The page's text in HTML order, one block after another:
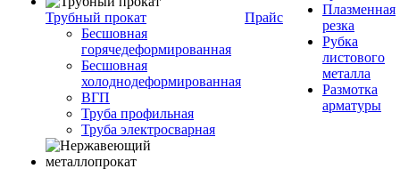
Трубный прокат
Бесшовная
горячедеформированная
Бесшовная
холоднодеформированная
ВГП
Труба профильная
Труба электросварная
Прайс
Плазменная
резка
Рубка
листового
металла
Размотка
арматуры